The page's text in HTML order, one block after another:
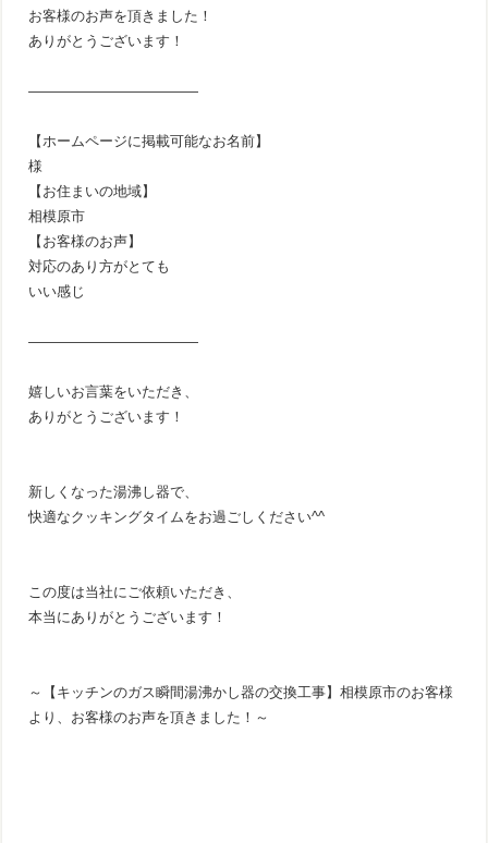
お客様のお声を頂きました！
ありがとうございます！
————————————
【ホームページに掲載可能なお名前】
様
【お住まいの地域】
相模原市
【お客様のお声】
対応のあり方がとても
いい感じ
————————————
嬉しいお言葉をいただき、
ありがとうございます！
新しくなった湯沸し器で、
快適なクッキングタイムをお過ごしください^^
この度は当社にご依頼いただき、
本当にありがとうございます！
～【キッチンのガス瞬間湯沸かし器の交換工事】相模原市のお客様
より、お客様のお声を頂きました！～